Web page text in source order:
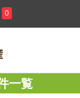
0
一覧